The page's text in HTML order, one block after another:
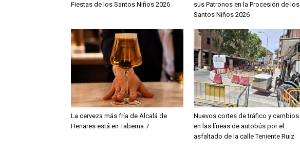
Fiestas de los Santos Niños 2026
sus Patronos en la Procesión de los
Santos Niños 2026
La cerveza más fría de Alcalá de
Henares está en Taberna 7
Nuevos cortes de tráfico y cambios
en las líneas de autobús por el
asfaltado de la calle Teniente Ruiz